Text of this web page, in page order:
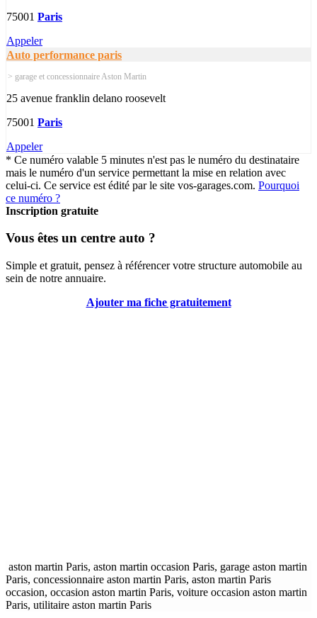
75001 Paris
Appeler
Auto performance paris
> garage et concessionnaire Aston Martin
25 avenue franklin delano roosevelt
75001 Paris
Appeler
* Ce numéro valable 5 minutes n'est pas le numéro du destinataire
mais le numéro d'un service permettant la mise en relation avec
celui-ci. Ce service est édité par le site vos-garages.com. Pourquoi
ce numéro ?
Inscription gratuite
Vous êtes un centre auto ?
Simple et gratuit, pensez à référencer votre structure automobile au
sein de notre annuaire.
Ajouter ma fiche gratuitement
aston martin Paris, aston martin occasion Paris, garage aston martin
Paris, concessionnaire aston martin Paris, aston martin Paris
occasion, occasion aston martin Paris, voiture occasion aston martin
Paris, utilitaire aston martin Paris